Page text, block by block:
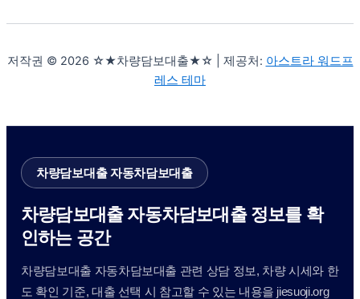
저작권 © 2026 ☆★차량담보대출★☆ | 제공처: 아스트라 워드프
레스 테마
차량담보대출 자동차담보대출
차량담보대출 자동차담보대출 정보를 확
인하는 공간
차량담보대출 자동차담보대출 관련 상담 정보, 차량 시세와 한
도 확인 기준, 대출 선택 시 참고할 수 있는 내용을 jiesuoji.org